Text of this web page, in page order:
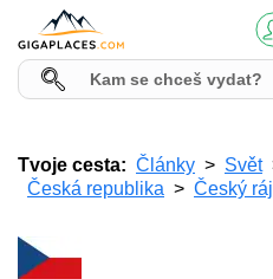
Tvoje cesta: Články Svět
Česká republika
Český ráj